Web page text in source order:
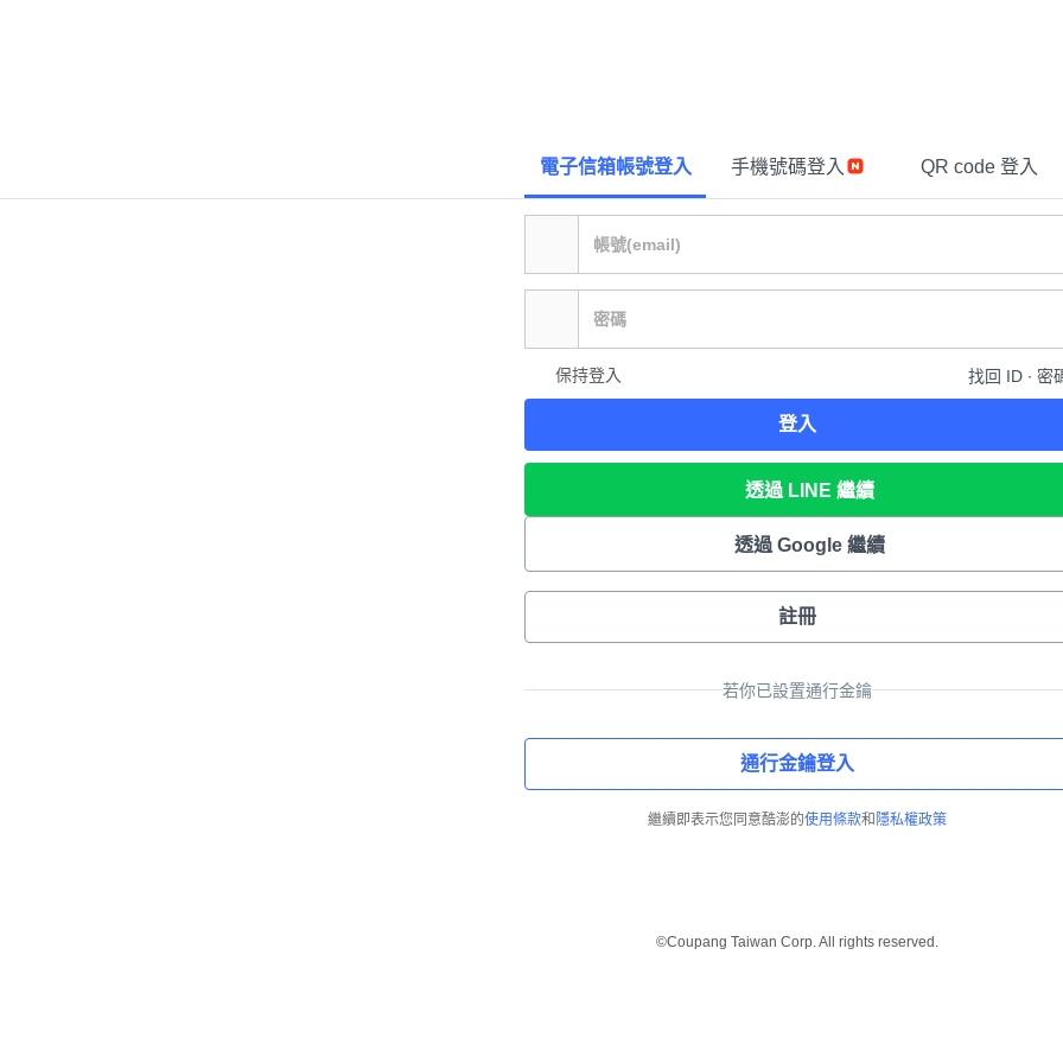
電子信箱帳號登入 手機號碼登入 QR code 登入
保持登入 找回 ID ∙ 密
登入
透過 LINE 繼續
透過 Google 繼續
註冊
若你已設置通行金鑰
通行金鑰登入
繼續即表示您同意酷澎的使用條款和 隱私權政策
©Coupang Taiwan Corp. All rights reserved.